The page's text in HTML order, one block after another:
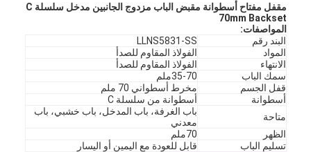
مقفل مفتاح أسطوانة مقبض الباب مزدوج الجانبين مدخل سلسلة C
70mm Backset
المواصفات:
البند رقم
LLNS5831-SS
المواد
الفولاذ المقاوم للصدأ
الانتهاء
الفولاذ المقاوم للصدأ
سمك الباب
35-70ملم
قفل الجسم
مخرط أسطواني 70 ملم
أسطوانة
أسطوانة من سلسلة C
متاحة
باب الغرفة، باب المدخل، باب خشبي، باب
معدني
الظهر
70ملم
تسليم الباب
قابل للعودة مع اليمين أو اليسار